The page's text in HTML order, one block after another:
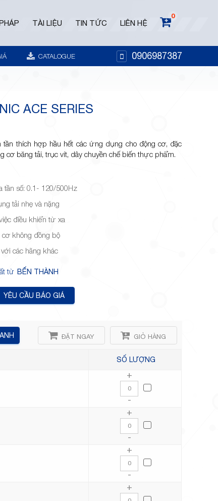
TÀI LIỆU TIN TỨC LIÊN HỆ
0
CATALOGUE 0906987387
ACE SERIES
tần thích hợp hầu hết các ứng dụng cho động cơ, đặc
cơ băng tải, trục vít, dây chuyền chế biến thực phẩm.
tần số: 0.1- 120/500Hz
tải nhẹ và nặng
điều khiển từ xa
không đồng bộ
các hãng khác
từ BẾN THÀNH
YÊU CẦU BÁO GIÁ
ĐẶT NGAY GIỎ HÀNG
SỐ LƯỢNG
+
-
+
-
+
-
+